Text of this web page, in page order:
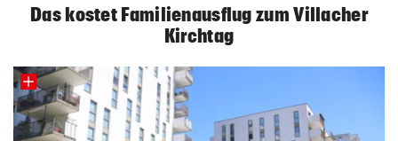
Das kostet Familienausflug zum Villacher
Kirchtag